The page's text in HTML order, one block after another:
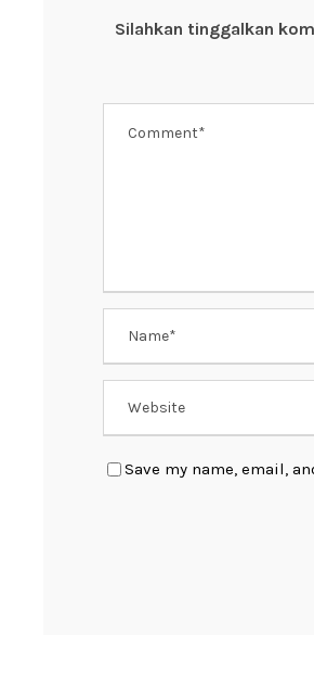
Silahkan tinggalkan
Save my name, email,